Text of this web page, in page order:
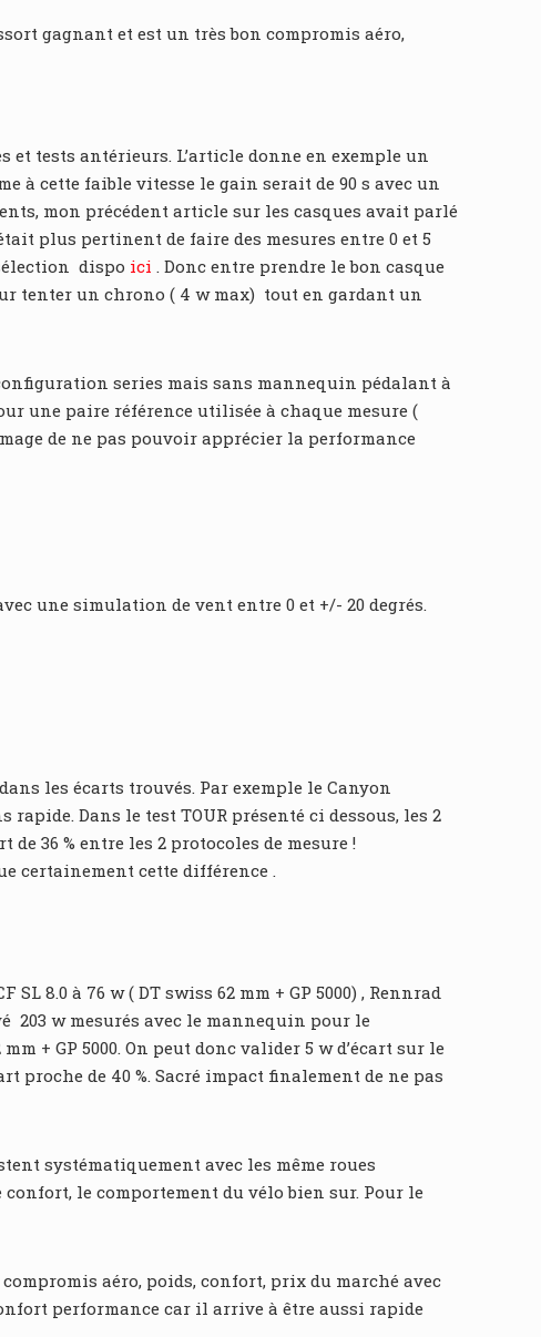
gagnant et est un très bon compromis aéro,
et tests antérieurs. L’article donne en exemple un
à cette faible vitesse le gain serait de 90 s avec un
mon précédent article sur les casques avait parlé
plus pertinent de faire des mesures entre 0 et 5
dispo ici. Donc entre prendre le bon casque
tenter un chrono ( 4 w max) tout en gardant un
series mais sans mannequin pédalant à
une paire référence utilisée à chaque mesure (
de ne pas pouvoir apprécier la performance
une simulation de vent entre 0 et +/- 20 degrés.
les écarts trouvés. Par exemple le Canyon
rapide. Dans le test TOUR présenté ci dessous, les 2
de 36 % entre les 2 protocoles de mesure !
certainement cette différence .
8.0 à 76 w ( DT swiss 62 mm + GP 5000) , Rennrad
203 w mesurés avec le mannequin pour le
+ GP 5000. On peut donc valider 5 w d’écart sur le
proche de 40 %. Sacré impact finalement de ne pas
systématiquement avec les même roues
le comportement du vélo bien sur. Pour le
aéro, poids, confort, prix du marché avec
performance car il arrive à être aussi rapide